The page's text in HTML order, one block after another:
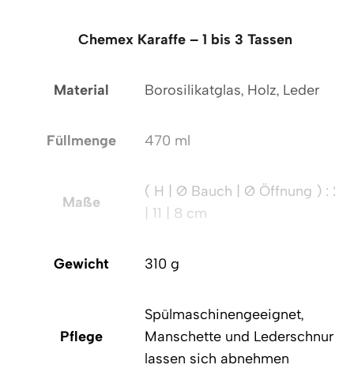
Chemex Karaffe – 1 bis 3 Tassen
Material Borosilikatglas, Holz, Leder
Füllmenge 470 ml
Maße
( H | Ø Bauch | Ø Öffnung ) : 21
| 11 | 8 cm
Gewicht 310 g
Pflege
Spülmaschinengeeignet,
Manschette und Lederschnur
lassen sich abnehmen